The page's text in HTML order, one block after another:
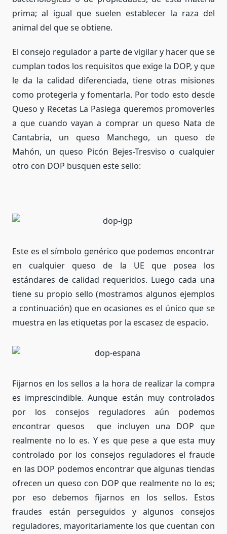
prima; al igual que suelen establecer la raza del
animal del que se obtiene.
El consejo regulador a parte de vigilar y hacer que se
cumplan todos los requisitos que exige la DOP, y que
le da la calidad diferenciada, tiene otras misiones
como protegerla y fomentarla. Por todo esto desde
Queso y Recetas La Pasiega queremos promoverles
a que cuando vayan a comprar un queso Nata de
Cantabria, un queso Manchego, un queso de
Mahón, un queso Picón Bejes-Tresviso o cualquier
otro con DOP busquen este sello:
Este es el símbolo genérico que podemos encontrar
en cualquier queso de la UE que posea los
estándares de calidad requeridos. Luego cada una
tiene su propio sello (mostramos algunos ejemplos
a continuación) que en ocasiones es el único que se
muestra en las etiquetas por la escasez de espacio.
Fijarnos en los sellos a la hora de realizar la compra
es imprescindible. Aunque están muy controlados
por los consejos reguladores aún podemos
encontrar quesos que incluyen una DOP que
realmente no lo es. Y es que pese a que esta muy
controlado por los consejos reguladores el fraude
en las DOP podemos encontrar que algunas tiendas
ofrecen un queso con DOP que realmente no lo es;
por eso debemos fijarnos en los sellos. Estos
fraudes están perseguidos y algunos consejos
reguladores, mayoritariamente los que cuentan con